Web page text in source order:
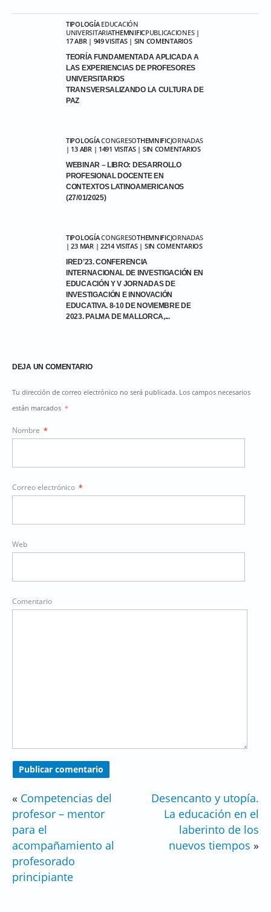
TIPOLOGÍA EDUCACIÓN
UNIVERSITARIATHEMNIFICPUBLICACIONES|
17 ABR | 949 VISITAS | SIN COMENTARIOS
TEORÍA FUNDAMENTADA APLICADA A
LAS EXPERIENCIAS DE PROFESORES
UNIVERSITARIOS
TRANSVERSALIZANDO LA CULTURA DE
PAZ
TIPOLOGÍACONGRESOTHEMNIFICJORNADAS
| 13 ABR | 1491 VISITAS | SIN COMENTARIOS
WEBINAR – LIBRO: DESARROLLO
PROFESIONAL DOCENTE EN
CONTEXTOS LATINOAMERICANOS
(27/01/2025)
TIPOLOGÍACONGRESOTHEMNIFICJORNADAS
| 23 MAR | 2214 VISITAS | SIN COMENTARIOS
IRED’23. CONFERENCIA
INTERNACIONAL DE INVESTIGACIÓN EN
EDUCACIÓN Y V JORNADAS DE
INVESTIGACIÓN E INNOVACIÓN
EDUCATIVA. 8-10 DE NOVIEMBRE DE
2023. PALMA DE MALLORCA,...
DEJA UN COMENTARIO
Tu dirección de correo electrónico no será publicada. Los campos necesarios
están marcados *
Nombre *
Correo electrónico *
Web
Comentario
« Competencias del
profesor – mentor
para el
acompañamiento al
profesorado
principiante
Desencanto y utopía.
La educación en el
laberinto de los
nuevos tiempos »